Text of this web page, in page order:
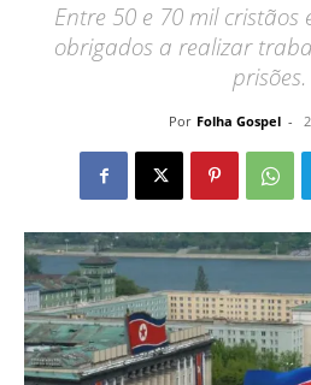
Entre 50 e 70 mil cristãos
obrigados a realizar
prisões.
Por Folha Gospel -